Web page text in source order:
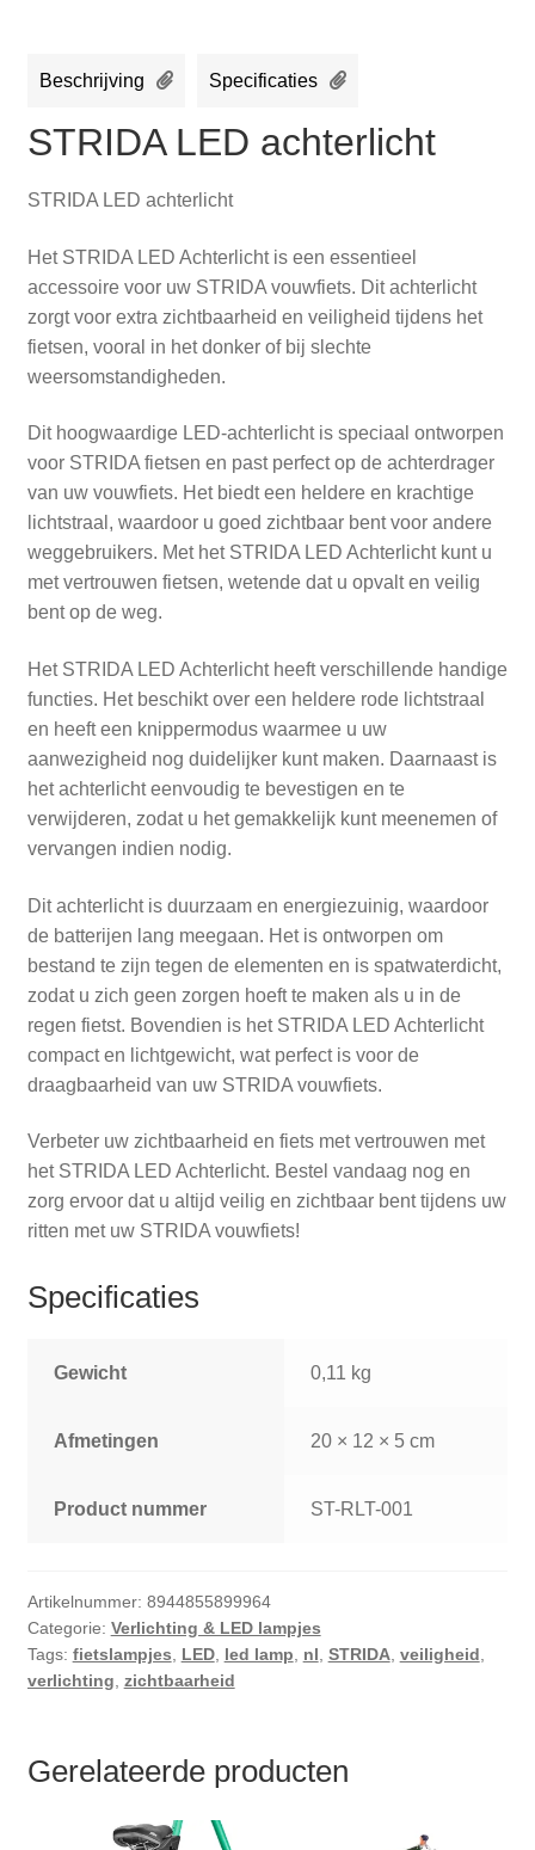
Beschrijving Specificaties
STRIDA LED achterlicht
STRIDA LED achterlicht
Het STRIDA LED Achterlicht is een essentieel
accessoire voor uw STRIDA vouwfiets. Dit achterlicht
zorgt voor extra zichtbaarheid en veiligheid tijdens het
fietsen, vooral in het donker of bij slechte
weersomstandigheden.
Dit hoogwaardige LED-achterlicht is speciaal ontworpen
voor STRIDA fietsen en past perfect op de achterdrager
van uw vouwfiets. Het biedt een heldere en krachtige
lichtstraal, waardoor u goed zichtbaar bent voor andere
weggebruikers. Met het STRIDA LED Achterlicht kunt u
met vertrouwen fietsen, wetende dat u opvalt en veilig
bent op de weg.
Het STRIDA LED Achterlicht heeft verschillende handige
functies. Het beschikt over een heldere rode lichtstraal
en heeft een knippermodus waarmee u uw
aanwezigheid nog duidelijker kunt maken. Daarnaast is
het achterlicht eenvoudig te bevestigen en te
verwijderen, zodat u het gemakkelijk kunt meenemen of
vervangen indien nodig.
Dit achterlicht is duurzaam en energiezuinig, waardoor
de batterijen lang meegaan. Het is ontworpen om
bestand te zijn tegen de elementen en is spatwaterdicht,
zodat u zich geen zorgen hoeft te maken als u in de
regen fietst. Bovendien is het STRIDA LED Achterlicht
compact en lichtgewicht, wat perfect is voor de
draagbaarheid van uw STRIDA vouwfiets.
Verbeter uw zichtbaarheid en fiets met vertrouwen met
het STRIDA LED Achterlicht. Bestel vandaag nog en
zorg ervoor dat u altijd veilig en zichtbaar bent tijdens uw
ritten met uw STRIDA vouwfiets!
Specificaties
Gewicht 0,11 kg
Afmetingen 20 × 12 × 5 cm
Product nummer ST-RLT-001
Artikelnummer: 8944855899964
Categorie: Verlichting & LED lampjes
Tags: fietslampjes LED, led lamp nl STRIDA, veiligheid
verlichting zichtbaarheid
Gerelateerde producten